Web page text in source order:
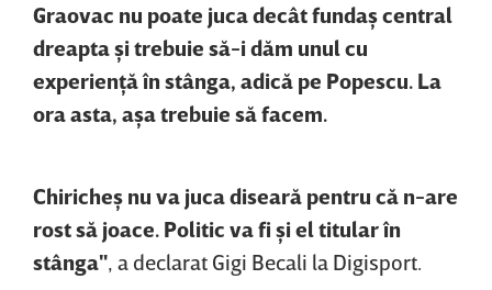
Graovac nu poate juca decât fundaş central
dreapta şi trebuie să-i dăm unul cu
experienţă în stânga, adică pe Popescu. La
ora asta, aşa trebuie să facem.
Chiricheş nu va juca diseară pentru că n-are
rost să joace. Politic va fi şi el titular în
stânga", a declarat Gigi Becali la Digisport.